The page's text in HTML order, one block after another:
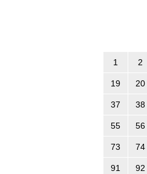
1 2
19 20
37 38
55 56
73 74
91 92